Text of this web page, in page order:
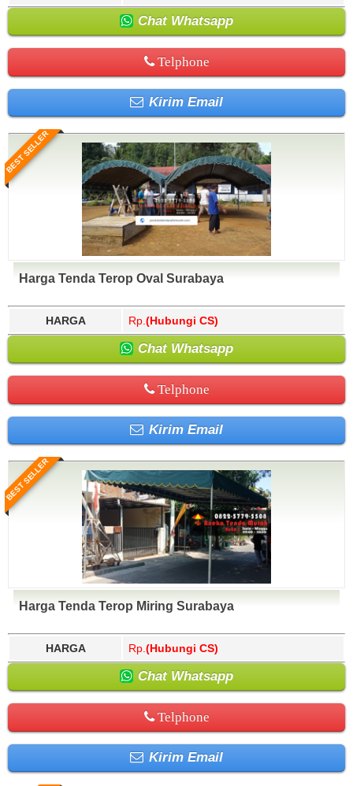
Chat Whatsapp
Telphone
Kirim Email
BEST SELLER
Harga Tenda Terop Oval Surabaya
HARGA Rp. (Hubungi CS)
Chat Whatsapp
Telphone
Kirim Email
BEST SELLER
Harga Tenda Terop Miring Surabaya
HARGA Rp. (Hubungi CS)
Chat Whatsapp
Telphone
Kirim Email